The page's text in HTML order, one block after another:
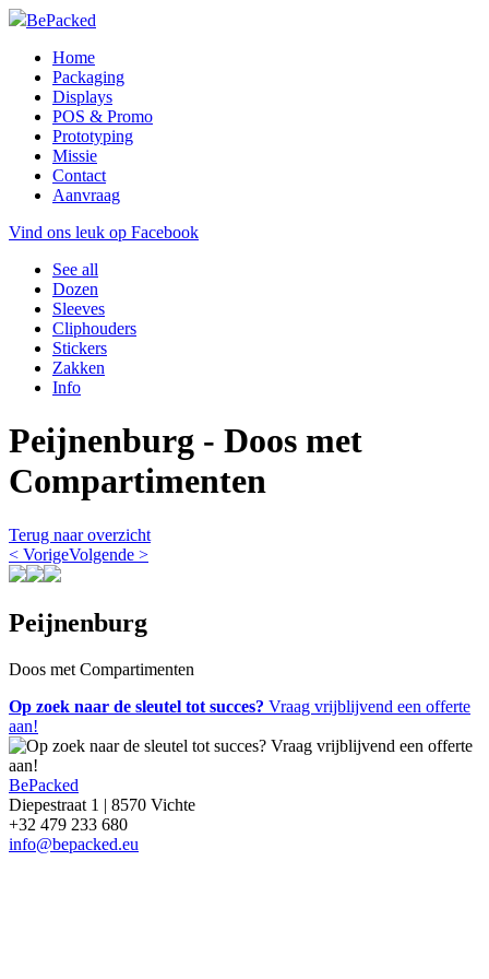
BePacked
Home
Packaging
Displays
POS & Promo
Prototyping
Missie
Contact
Aanvraag
Vind ons leuk op Facebook
See all
Dozen
Sleeves
Cliphouders
Stickers
Zakken
Info
Peijnenburg - Doos met
Compartimenten
Terug naar overzicht
< VorigeVolgende >
Peijnenburg
Doos met Compartimenten
Op zoek naar de sleutel tot succes? Vraag vrijblijvend een offerte
aan!
BePacked
Diepestraat 1 | 8570 Vichte
+32 479 233 680
info@bepacked.eu